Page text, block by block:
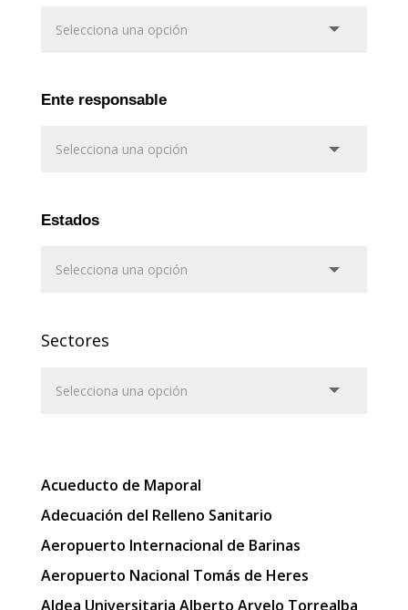
Ente responsable
Estados
Sectores
Acueducto de Maporal
Adecuación del Relleno Sanitario
Aeropuerto Internacional de Barinas
Aeropuerto Nacional Tomás de Heres
Aldea Universitaria Alberto Arvelo Torrealba